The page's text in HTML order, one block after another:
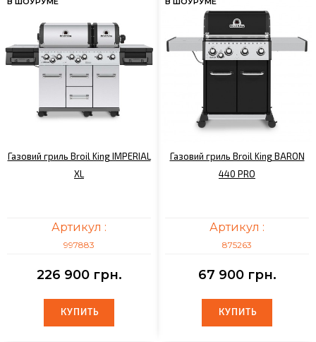
Газовий гриль Broil King IMPERIAL
XL
Артикул :
997883
226 900 грн.
КУПИТЬ
КУПИТЬ
Газовий гриль Broil King BARON
440 PRO
Артикул :
875263
67 900 грн.
КУПИТЬ
КУПИТЬ